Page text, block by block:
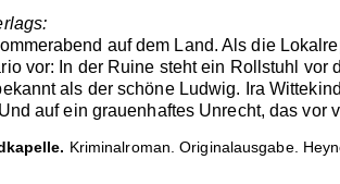
auf dem Land. Als die
vor: In der Ruine steht ein Rollstuhl vor
als der schöne Ludwig. Ira
auf ein grauenhaftes Unrecht, das vor
Kriminalroman. Originalausgabe.